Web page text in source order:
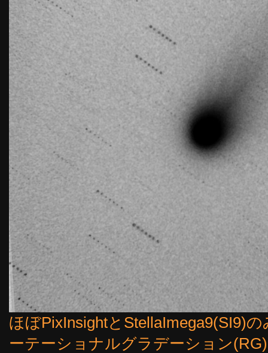
ほぼPixInsightとStellaImega9(SI9)
ーテーショナルグラデーション